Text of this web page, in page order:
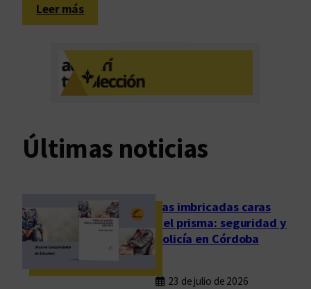
Leer más:
D
a
r
c
l
a
Últimas noticias
Las imbricadas caras
del prisma: seguridad y
policía en Córdoba
23 de julio de 2026